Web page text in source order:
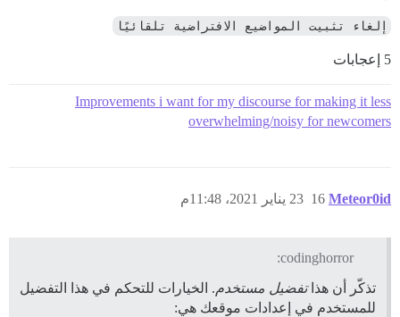
إلغاء تثبيت المواضيع الافتراضية تلقائيًا
5 إعجابات
Improvements i want for my discourse for making it less
overwhelming/noisy for newcomers
Meteor0id 23 يناير 2021، 11:48م 16
codinghorror:
تذكّر أن هذاتفضيل مستخدم. الخيارات للتحكم في هذا التفضيل
للمستخدم في إعدادات موقعك هي: